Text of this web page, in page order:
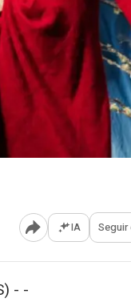
Abrir opciones
IA Seguir
- -